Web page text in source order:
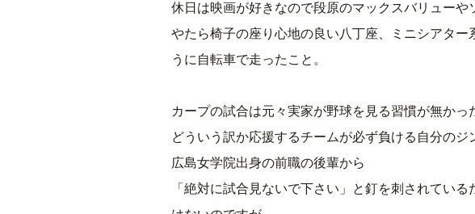
休日は映画が好きなので段原のマックスバリューや
やたら椅子の座り心地の良い八丁座、ミニシアター
うに自転車で走ったこと。
カープの試合は元々実家が野球を見る習慣が無かっ
どういう訳か応援するチームが必ず負ける自分のジ
広島女学院出身の前職の後輩から
「絶対に試合見ないで下さい」と釘を刺されてい